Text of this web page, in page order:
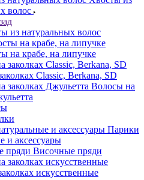
волос
из натуральных волос
на крабе, на липучке
Classic, Berkana, SD
Волосы на
Парики
и аксессуары
Височные пряди
искусственные